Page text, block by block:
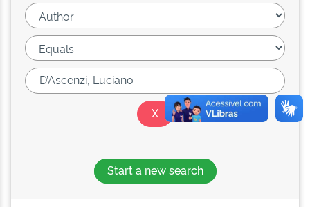
Start a new search